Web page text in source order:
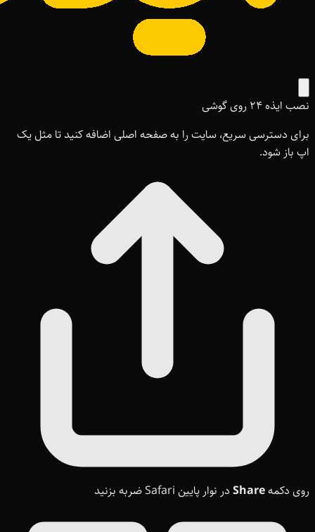
نصب ایذه ۲۴ روی گوشی
برای دسترسی سریع، سایت را به صفحه اصلی اضافه کنید تا مثل یک
اپ باز شود.
روی دکمهShare در نوار پایین Safari ضربه بزنید